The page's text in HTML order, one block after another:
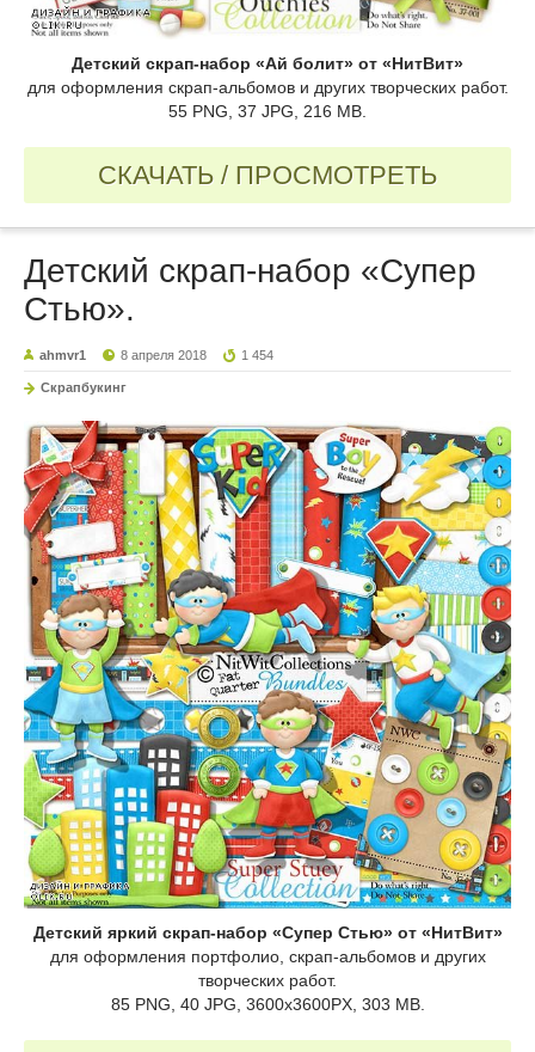
Детский cкрап-набор «Ай болит» от «НитВит»
для оформления скрап-альбомов и других творческих работ.
55 PNG, 37 JPG, 216 MB.
СКАЧАТЬ / ПРОСМОТРЕТЬ
Детский cкрап-набор «Супер
Стью».
ahmvr1 8 апреля 2018 1 454
Скрапбукинг
Детский яркий cкрап-набор «Супер Стью» от «НитВит»
для оформления портфолио, скрап-альбомов и других
творческих работ.
85 PNG, 40 JPG, 3600x3600PX, 303 MB.